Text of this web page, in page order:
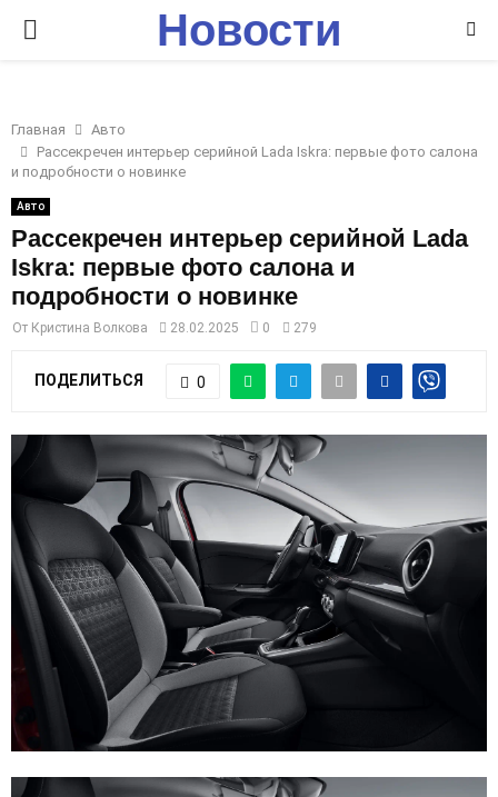
P
I
M
A
R
Y
M
E
N
U
Новости
Главная
Авто
Рассекречен интерьер серийной Lada Iskra: первые фото салона
и подробности о новинке
Авто
Рассекречен интерьер серийной Lada
Iskra: первые фото салона и
подробности о новинке
От Кристина Волкова 28.02.2025 0 279
ПОДЕЛИТЬСЯ 0